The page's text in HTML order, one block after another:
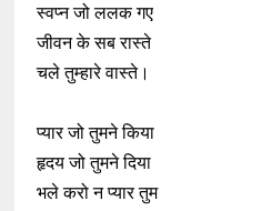
स्वप्न जो ललक गए
जीवन के सब रास्ते
चले तुम्हारे वास्ते।
प्यार जो तुमने किया
हृदय जो तुमने दिया
भले करो न प्यार तुम